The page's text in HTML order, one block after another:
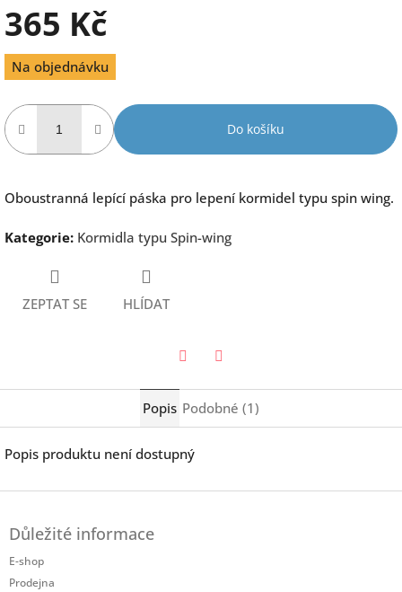
365 Kč
Měrná
cena:
Na objednávku
Do košíku
Oboustranná lepící páska pro lepení kormidel typu spin wing.
Kategorie: Kormidla typu Spin-wing
ZEPTAT SE HLÍDAT
Popis Podobné (1)
Popis produktu není dostupný
Důležité informace
E-shop
Prodejna